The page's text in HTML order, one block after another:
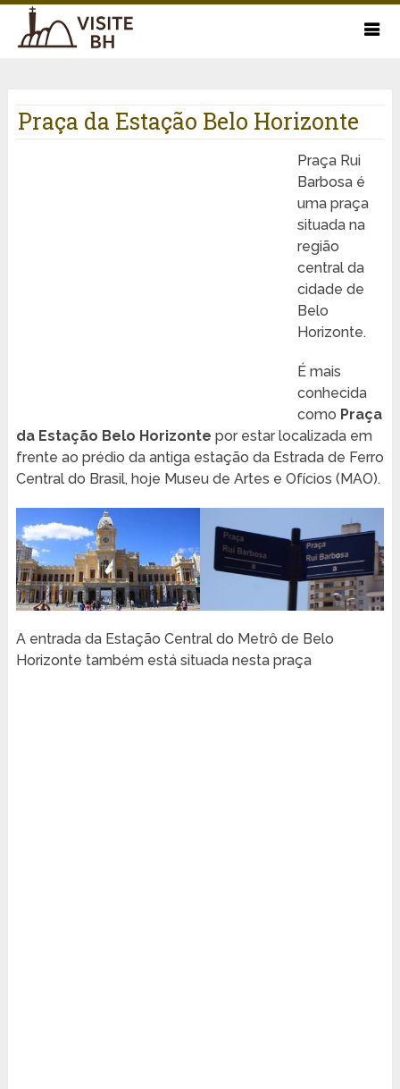
Praça da Estação Belo Horizonte
Praça Rui
Barbosa é
uma praça
situada na
região
central da
cidade de
Belo
Horizonte.
É mais
conhecida
como Praça
da Estação Belo Horizonte por estar localizada em
frente ao prédio da antiga estação da Estrada de Ferro
Central do Brasil, hoje Museu de Artes e Ofícios (MAO).
A entrada da Estação Central do Metrô de Belo
Horizonte também está situada nesta praça